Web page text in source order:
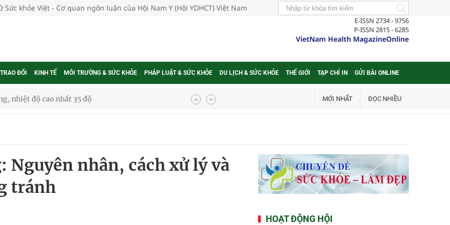
Sức khỏe Việt - Cơ quan ngôn luận của Hội Nam Y (Hội YDHCT) Việt Nam
E-ISSN 2734 - 9756
P-ISSN 2815 - 6285
VietNam Health MagazineOnline
ĐỔI KINH TẾ MÔI TRƯỜNG & SỨC KHỎE PHÁP LUẬT & SỨC KHỎE DU LỊCH & SỨC KHỎE THẾ GIỚI TẠP CHÍ IN GỬI BÀI ONLINE
khám sàng lọc cho người dân
thực tế
MỚI NHẤT ĐỌC NHIỀU
Nguyên nhân, cách xử lý và
tránh
HOẠT ĐỘNG HỘI